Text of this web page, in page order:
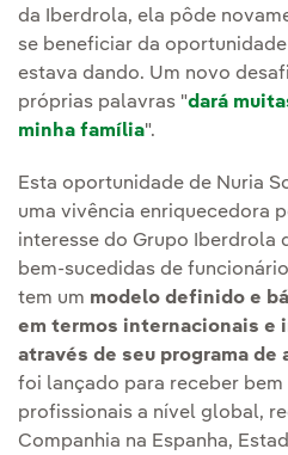
da Iberdrola, ela pôde
se beneficiar da
estava dando. Um novo
próprias palavras "dará
minha família".
Esta oportunidade de Nuria
uma vivência enriquecedora
interesse do Grupo Iberdrola
bem-sucedidas de
tem um modelo definido e
em termos internacionais e
através de seu programa de
foi lançado para receber
profissionais a nível global,
Companhia na Espanha,